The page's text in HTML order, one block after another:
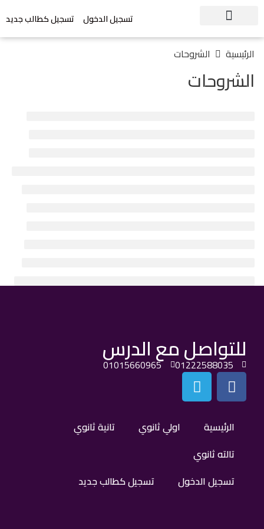
تسجيل الدخول تسجيل كطالب جديد
الرئيسية الشروحات
الشروحات
الرئيسية اولي ثانوي
تانية ثانوي
تالته ثانوي
تسجيل الدخول
تسجيل كطالب جديد
للتواصل مع الدرس
01222588035
01015660965